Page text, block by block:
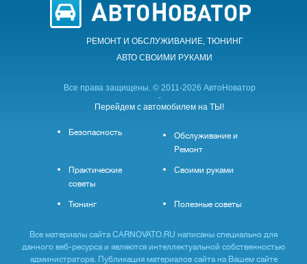
РЕМОНТ И ОБСЛУЖИВАНИЕ, ТЮНИНГ
АВТО CВОИМИ РУКАМИ
Все права защищены. © 2011-2026 АвтоНоватор
-
Перейдем с автомобилем на ТЫ!
Безопасность
Обслуживание и
Ремонт
Практические
советы
Своими руками
Тюнинг Полезные советы
Все материалы сайта CARNOVATO.RU написаны специально для
данного веб-ресурса и являются интеллектуальной собственностью
администратора. Публикация материалов сайта на Вашем сайте